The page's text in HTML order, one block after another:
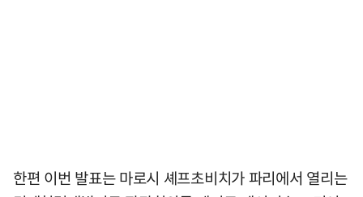
한편 이번 발표는 마로시 셰프초비치가 파리에서 열리는